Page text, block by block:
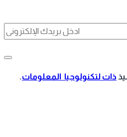
ذات لتكنولوجيا المعلومات.